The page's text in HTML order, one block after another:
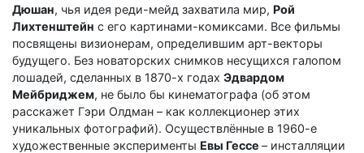
Дюшан, чья идея реди-мейд захватила мир, Рой
Лихтенштейн с его картинами-комиксами. Все фильмы
посвящены визионерам, определившим арт-векторы
будущего. Без новаторских снимков несущихся галопом
лошадей, сделанных в 1870-х годах Эдвардом
Мейбриджем, не было бы кинематографа (об этом
расскажет Гэри Олдман – как коллекционер этих
уникальных фотографий). Осуществлённые в 1960-е
художественные эксперименты Евы Гессе – инсталляции